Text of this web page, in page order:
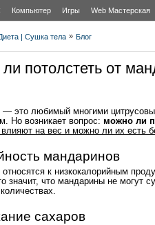
Компьютер Игры Web Мастерская
| Сушка тела » Блог
потолстеть от
это любимый многими
Но возникает вопрос: можно ли
на вес и можно ли их есть
мандаринов
к низкокалорийным
значит, что мандарины не могут
сахаров